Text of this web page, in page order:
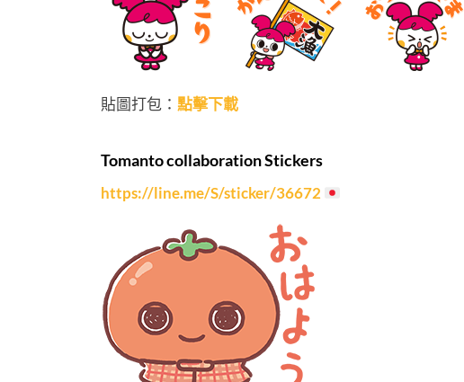
貼圖打包： 點擊下載
Tomanto collaboration Stickers
https://line.me/S/sticker/36672